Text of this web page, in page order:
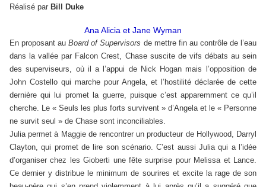
Réalisé par Bill Duke
Ana Alicia et Jane Wyman
En proposant auBoard of Supervisors de mettre fin au contrôle de l’eau
dans la vallée par Falcon Crest, Chase suscite de vifs débats au sein
des superviseurs, où il a l’appui de Nick Hogan mais l’opposition de
John Costello qui marche pour Angela, et l’hostilité déclarée de cette
dernière qui lui promet la guerre, puisque c’est apparemment ce qu’il
cherche. Le « Seuls les plus forts survivent » d’Angela et le « Personne
ne survit seul » de Chase sont inconciliables.
Julia permet à Maggie de rencontrer un producteur de Hollywood, Darryl
Clayton, qui promet de lire son scénario. C’est aussi Julia qui a l’idée
d’organiser chez les Gioberti une fête surprise pour Melissa et Lance.
Ce dernier y distribue le minimum de sourires et excite la rage de son